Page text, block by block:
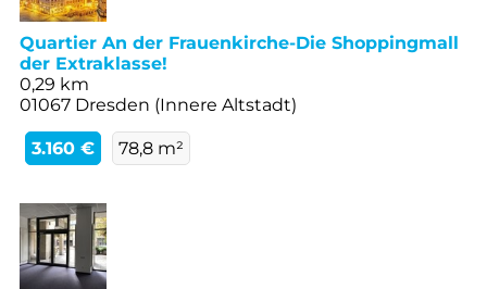
Quartier An der Frauenkirche-Die Shoppingmall
der Extraklasse!
0,29 km
01067 Dresden (Innere Altstadt)
3.160 € 78,8 m²